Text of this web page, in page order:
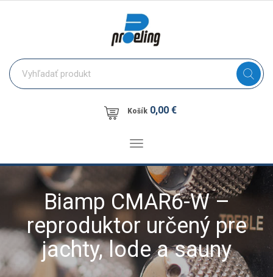
Košík 0,00 €
Toggle
Biamp CMAR6-W –
reproduktor určený pre
jachty, lode a sauny